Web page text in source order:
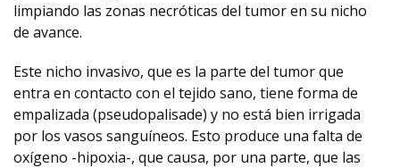
limpiando las zonas necróticas del tumor en su nicho
de avance.
Este nicho invasivo, que es la parte del tumor que
entra en contacto con el tejido sano, tiene forma de
empalizada (pseudopalisade) y no está bien irrigada
por los vasos sanguíneos. Esto produce una falta de
oxígeno -hipoxia-, que causa, por una parte, que las